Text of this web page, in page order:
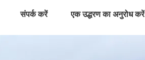
संपर्क करें एक उद्धरण का अनुरोध करें